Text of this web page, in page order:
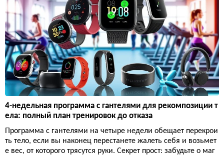
4-недельная программа с гантелями для рекомпозиции т
ела: полный план тренировок до отказа
Программа с гантелями на четыре недели обещает перекрои
ть тело, если вы наконец перестанете жалеть себя и возьмет
е вес, от которого трясутся руки. Секрет прост: забудьте о маг